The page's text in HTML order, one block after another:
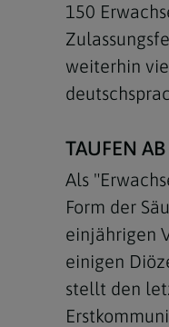
150
weiterhin
TAUFEN
Als
Form der
einjährigen
einigen
stellt den